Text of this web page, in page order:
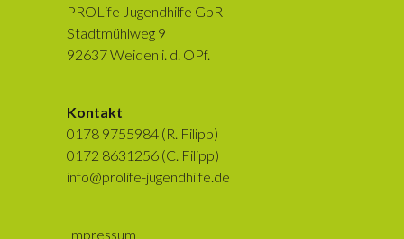
PROLife Jugendhilfe GbR
Stadtmühlweg 9
92637 Weiden i. d. OPf.
Kontakt
0178 9755984 (R. Filipp)
0172 8631256 (C. Filipp)
info@prolife-jugendhilfe.de
Impressum